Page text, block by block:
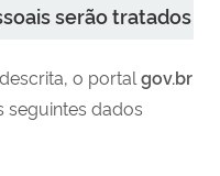
serão tratados
o portal gov.br
seguintes dados